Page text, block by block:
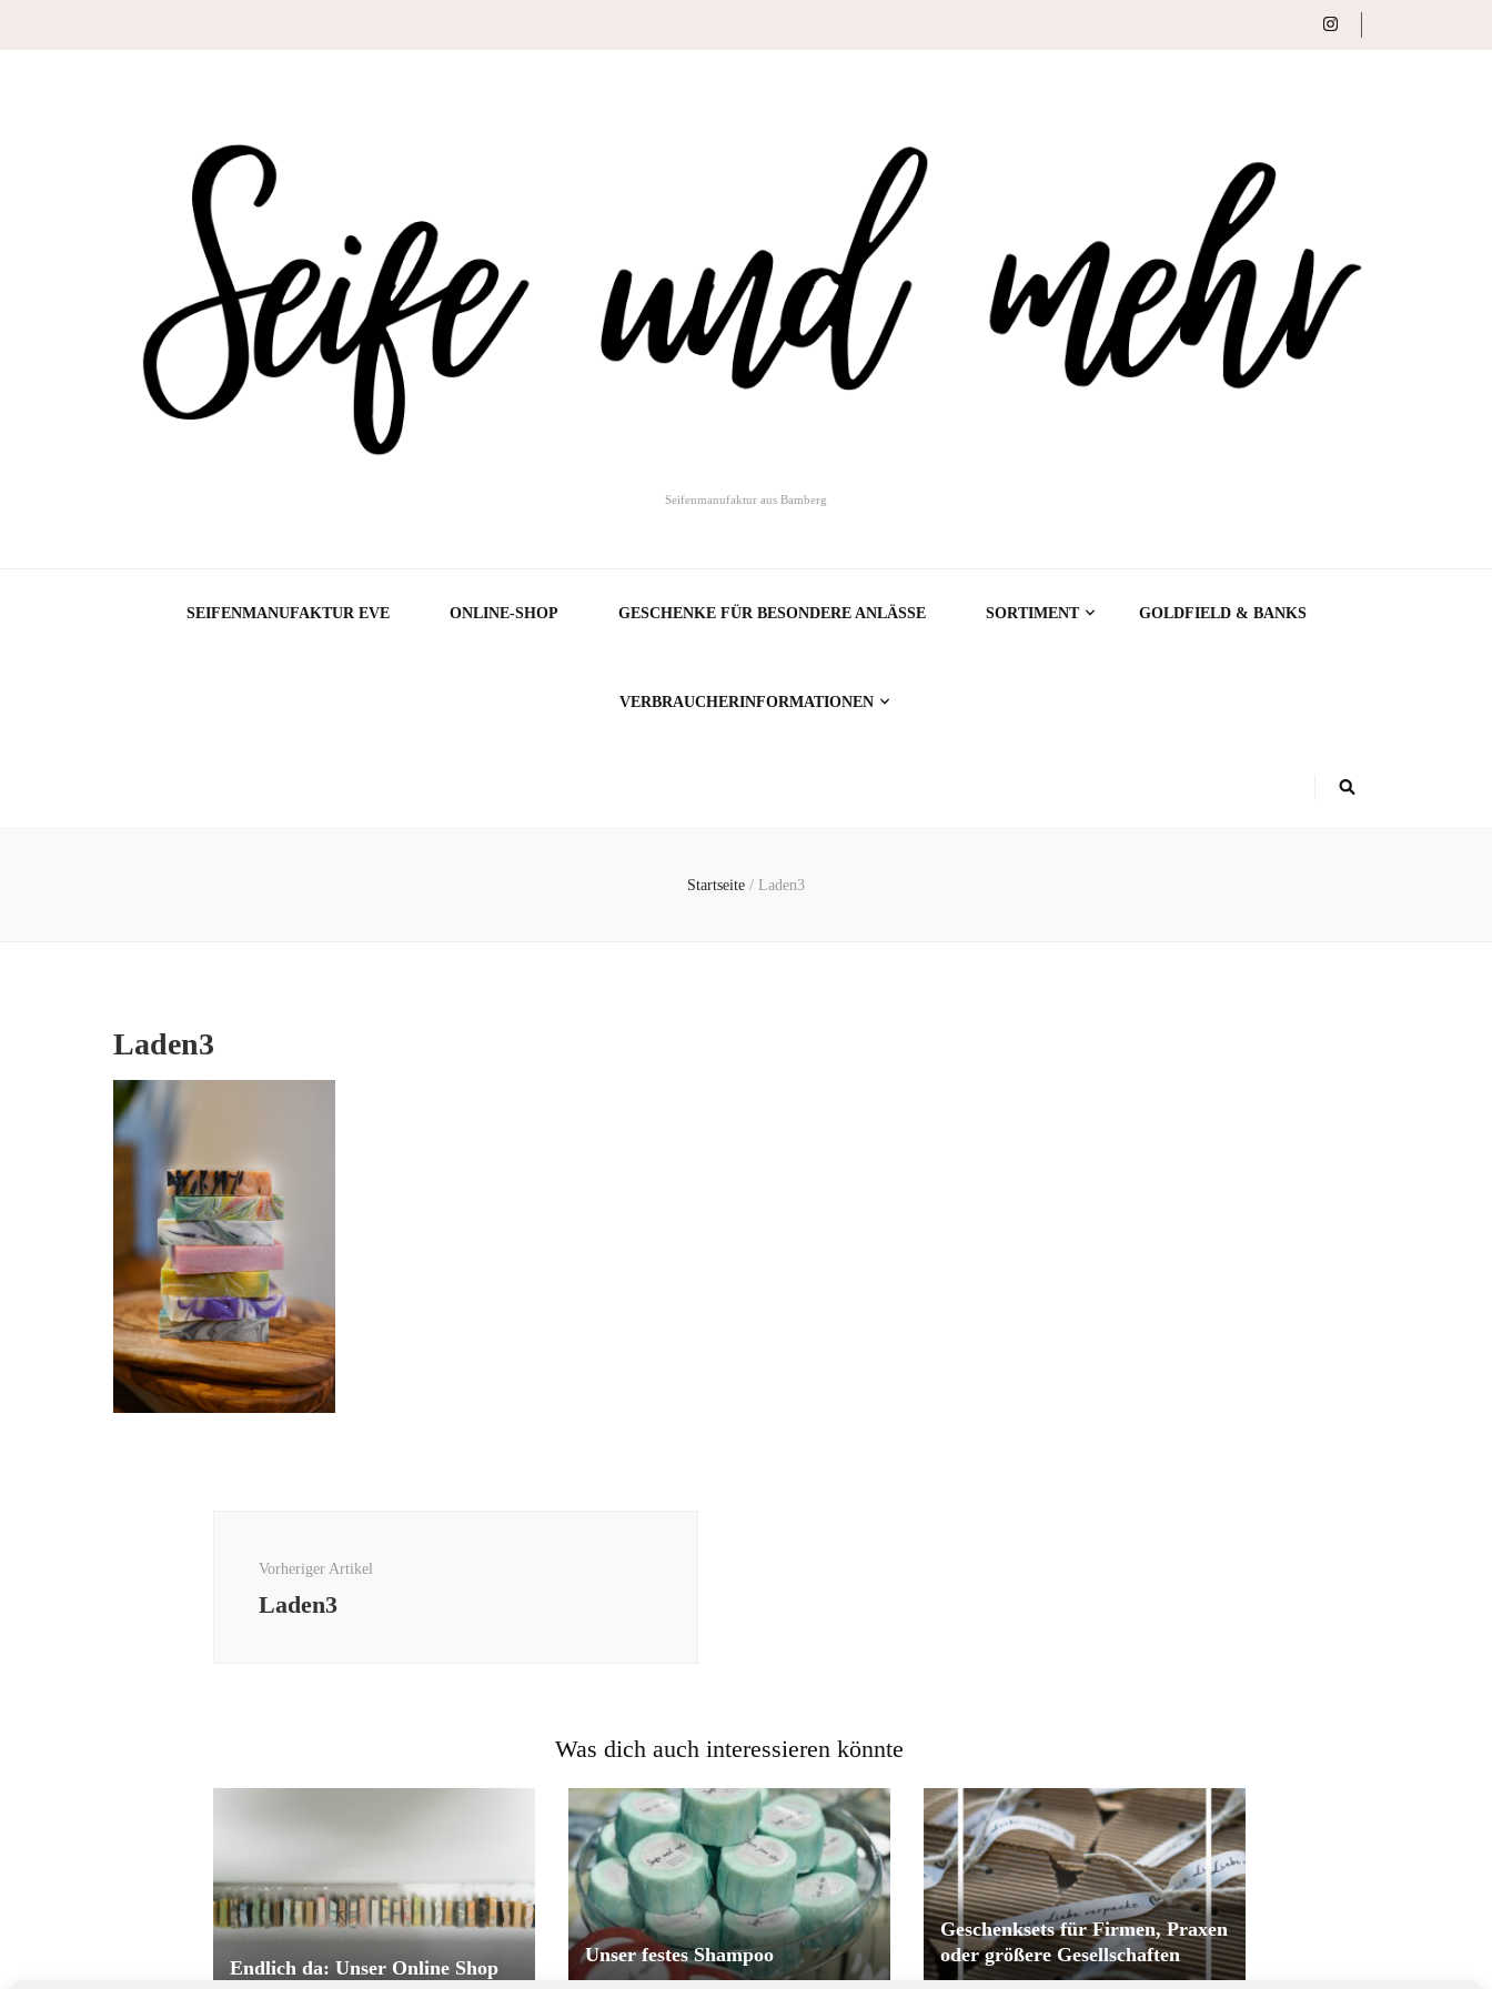
Seifenmanufaktur aus Bamberg
SEIFENMANUFAKTUR EVE ONLINE-SHOP GESCHENKE FÜR BESONDERE ANLÄSSE SORTIMENT GOLDFIELD & BANKS
VERBRAUCHERINFORMATIONEN
Startseite / Laden3
Laden3
Vorheriger Artikel
Laden3
Was dich auch interessieren könnte
Endlich da: Unser Online Shop
Unser festes Shampoo
Geschenksets für Firmen, Praxen
oder größere Gesellschaften